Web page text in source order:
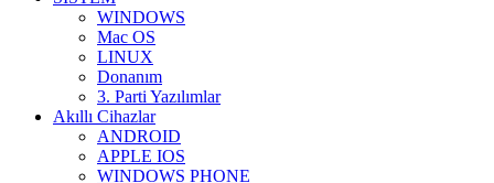
WINDOWS
Mac OS
LINUX
Donanım
3. Parti Yazılımlar
Akıllı Cihazlar
ANDROID
APPLE IOS
WINDOWS PHONE